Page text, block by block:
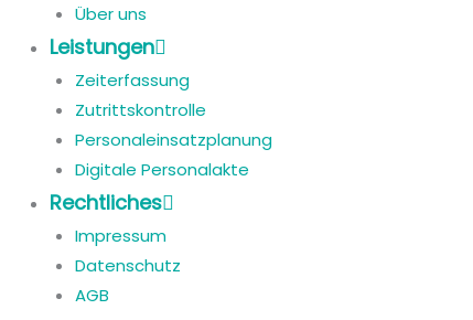
Über uns
Leistungen
Zeiterfassung
Zutrittskontrolle
Personaleinsatzplanung
Digitale Personalakte
Rechtliches
Impressum
Datenschutz
AGB